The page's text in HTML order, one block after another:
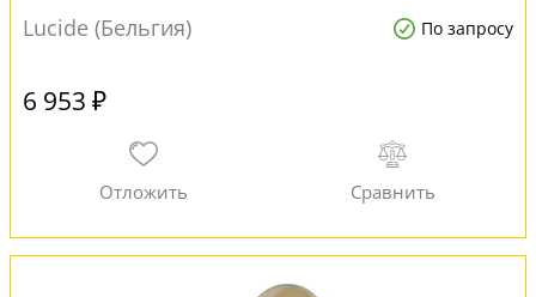
Lucide (Бельгия) По запросу
6 953 ₽